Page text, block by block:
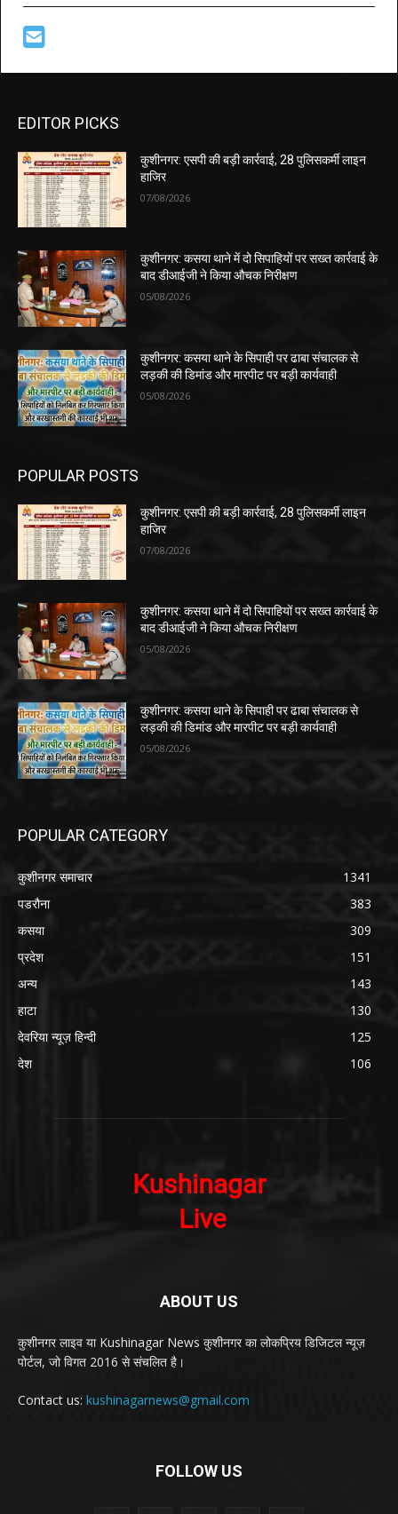
EDITOR PICKS
कुशीनगर: एसपी की बड़ी कार्रवाई, 28 पुलिसकर्मी लाइन
हाजिर
07/08/2026
कुशीनगर: कसया थाने में दो सिपाहियों पर सख्त कार्रवाई के
बाद डीआईजी ने किया औचक निरीक्षण
05/08/2026
कुशीनगर: कसया थाने के सिपाही पर ढाबा संचालक से
लड़की की डिमांड और मारपीट पर बड़ी कार्यवाही
05/08/2026
POPULAR POSTS
कुशीनगर: एसपी की बड़ी कार्रवाई, 28 पुलिसकर्मी लाइन
हाजिर
07/08/2026
कुशीनगर: कसया थाने में दो सिपाहियों पर सख्त कार्रवाई के
बाद डीआईजी ने किया औचक निरीक्षण
05/08/2026
कुशीनगर: कसया थाने के सिपाही पर ढाबा संचालक से
लड़की की डिमांड और मारपीट पर बड़ी कार्यवाही
05/08/2026
POPULAR CATEGORY
कुशीनगर समाचार
1341
पडरौना
383
कसया
309
प्रदेश
151
अन्य
143
हाटा
130
देवरिया न्यूज़ हिन्दी
125
देश
106
ABOUT US
कुशीनगर लाइव या Kushinagar News कुशीनगर का लोकप्रिय डिजिटल न्यूज़
पोर्टल, जो विगत 2016 से संचलित है।
Contact us: kushinagarnews@gmail.com
FOLLOW US